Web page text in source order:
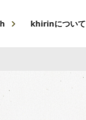
khirinについて